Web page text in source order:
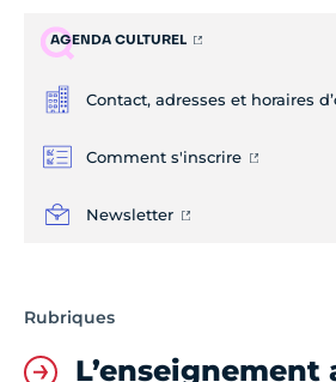
AGENDA CULTUREL
Contact, adresses et horaires
Comment s'inscrire
Newsletter
Rubriques
L’enseignement